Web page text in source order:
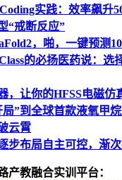
实践：效率飙
“戒断反应”
，啪，一键预测
的必扬医药说：选
，让你的HFSS电磁仿
局”到全球首款液氧甲
云霄
步布局自主可控，渐
产教融合实训平台：